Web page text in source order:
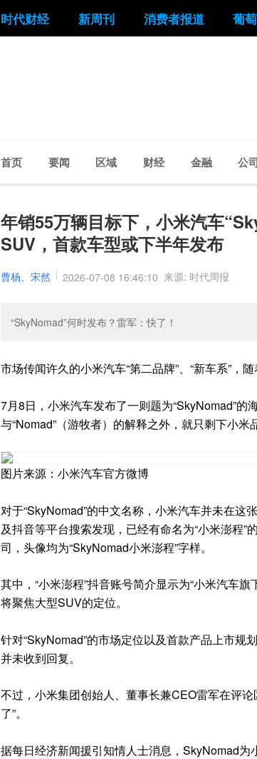
时代财经 新周刊 消费者报道 葡
首页 要闻 区域 财经 金融 公司
年销55万辆目标下，小米汽车
SUV，首款车型或下半年发布
曹杨、宋然 2026-07-08 16:46:10 来源: 时代周报
“SkyNomad”何时发布？雷军：快了！
市场传闻许久的小米汽车“第二品牌”、“新车系”，
7月8日，小米汽车发布了一则题为“SkyNomad”的
与“Nomad”（游牧者）的解释之外，就只剩下小米
图片来源：小米汽车官方微博
对于“SkyNomad”的中文名称，小米汽车并未在
及抖音等平台搜索发现，已经有命名为“小米澎程
司，头像均为“SkyNomad小米澎程”字样。
其中，“小米澎程”抖音账号简介显示为“小米汽车
将聚焦大型SUV的定位。
针对“SkyNomad”的市场定位以及首款产品上市规
并未收到回复。
不过，小米集团创始人、董事长兼CEO雷军在评
了”。
据每日经济新闻援引知情人士消息，SkyNomad